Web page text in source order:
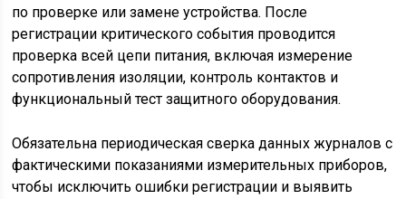
по проверке или замене устройства. После
регистрации критического события проводится
проверка всей цепи питания, включая измерение
сопротивления изоляции, контроль контактов и
функциональный тест защитного оборудования.
Обязательна периодическая сверка данных журналов с
фактическими показаниями измерительных приборов,
чтобы исключить ошибки регистрации и выявить